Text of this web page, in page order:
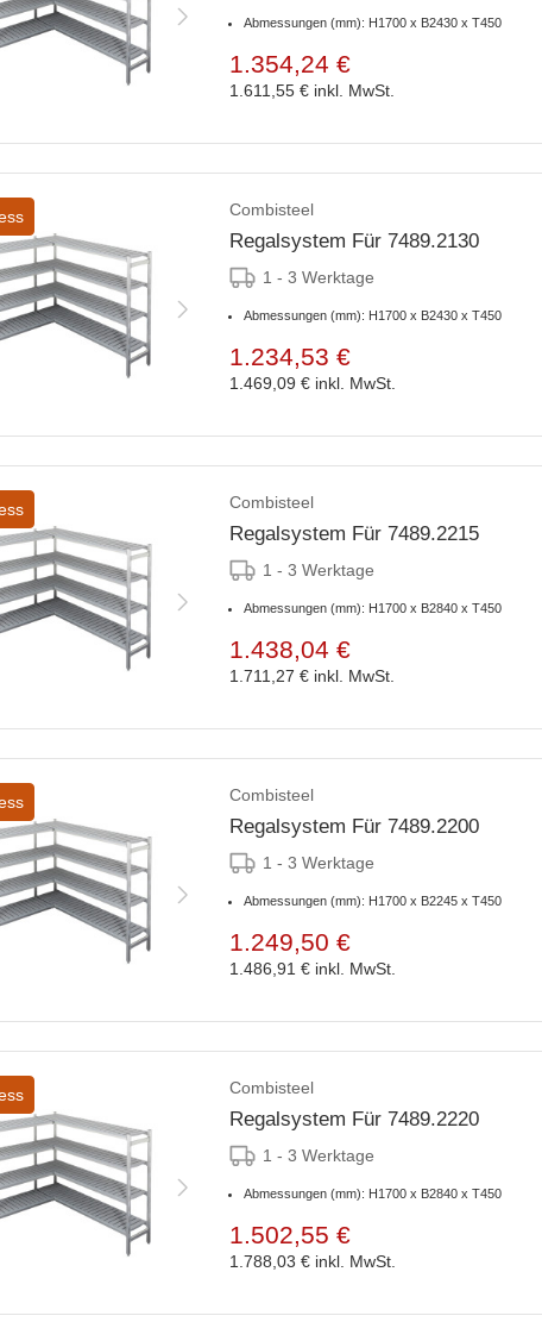
Abmessungen (mm): H1700 x B2430 x T450
1.354,24 €
1.611,55 € inkl. MwSt.
Combisteel
Regalsystem Für 7489.2130
1 - 3 Werktage
Abmessungen (mm): H1700 x B2430 x T450
1.234,53 €
1.469,09 € inkl. MwSt.
Combisteel
Regalsystem Für 7489.2215
1 - 3 Werktage
Abmessungen (mm): H1700 x B2840 x T450
1.438,04 €
1.711,27 € inkl. MwSt.
Combisteel
Regalsystem Für 7489.2200
1 - 3 Werktage
Abmessungen (mm): H1700 x B2245 x T450
1.249,50 €
1.486,91 € inkl. MwSt.
Combisteel
Regalsystem Für 7489.2220
1 - 3 Werktage
Abmessungen (mm): H1700 x B2840 x T450
1.502,55 €
1.788,03 € inkl. MwSt.